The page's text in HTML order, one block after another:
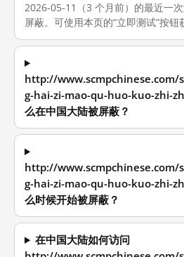
2026-05-11（3 个月前）的最近一
屏蔽。可使用本页的“立即测试”按钮
http://www.scmpchinese.com/
g-hai-zi-mao-qu-huo-kuo-zhi-
么在中国大陆被屏蔽？
http://www.scmpchinese.com/
g-hai-zi-mao-qu-huo-kuo-zhi-
么时候开始被屏蔽？
在中国大陆如何访问